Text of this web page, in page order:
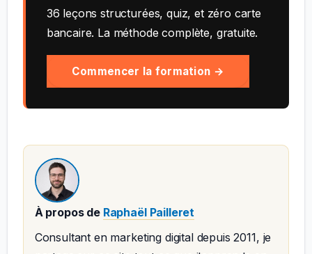
36 leçons structurées, quiz, et zéro carte
bancaire. La méthode complète, gratuite.
Commencer la formation →
À propos de Raphaël Pailleret
Consultant en marketing digital depuis 2011, je